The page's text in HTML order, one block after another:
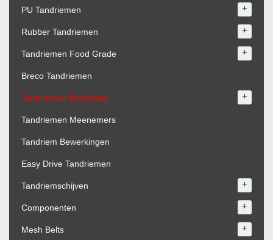
PU Tandriemen +
Rubber Tandriemen +
Tandriemen Food Grade +
Breco Tandriemen
Tandriemen Bekleding +
Tandriemen Meenemers
Tandriem Bewerkingen
Easy Drive Tandriemen
Tandriemschijven +
Componenten +
Mesh Belts +